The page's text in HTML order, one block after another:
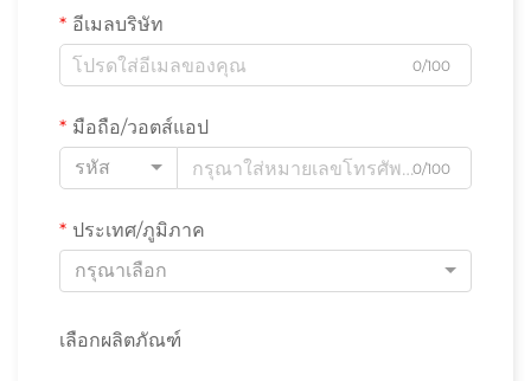
อีเมลบริษัท
0/100
มือถือ/วอตส์แอป
รหัส
0/100
ประเทศ/ภูมิภาค
กรุณาเลือก
เลือกผลิตภัณฑ์